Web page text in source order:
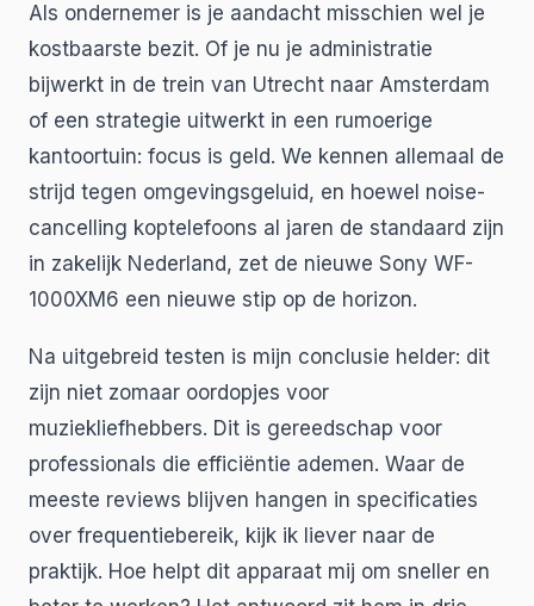
Als ondernemer is je aandacht misschien wel je
kostbaarste bezit. Of je nu je administratie
bijwerkt in de trein van Utrecht naar Amsterdam
of een strategie uitwerkt in een rumoerige
kantoortuin: focus is geld. We kennen allemaal de
strijd tegen omgevingsgeluid, en hoewel noise-
cancelling koptelefoons al jaren de standaard zijn
in zakelijk Nederland, zet de nieuwe Sony WF-
1000XM6 een nieuwe stip op de horizon.
Na uitgebreid testen is mijn conclusie helder: dit
zijn niet zomaar oordopjes voor
muziekliefhebbers. Dit is gereedschap voor
professionals die efficiëntie ademen. Waar de
meeste reviews blijven hangen in specificaties
over frequentiebereik, kijk ik liever naar de
praktijk. Hoe helpt dit apparaat mij om sneller en